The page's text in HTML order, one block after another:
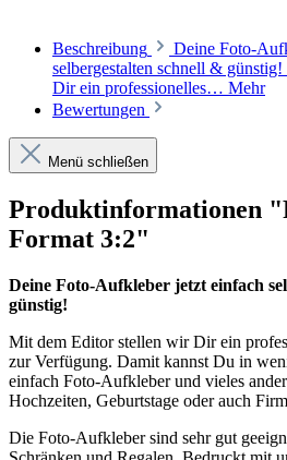
Beschreibung
Deine Foto-
selbergestalten schnell &
Dir ein professionelles… Mehr
Bewertungen
Menü schließen
Produktinformationen
Format 3:2"
Deine Foto-Aufkleber jetzt einfach
günstig!
Mit dem Editor stellen wir Dir ein
zur Verfügung. Damit kannst Du in
einfach Foto-Aufkleber und vieles
Hochzeiten, Geburtstage oder auch
Die Foto-Aufkleber sind sehr gut